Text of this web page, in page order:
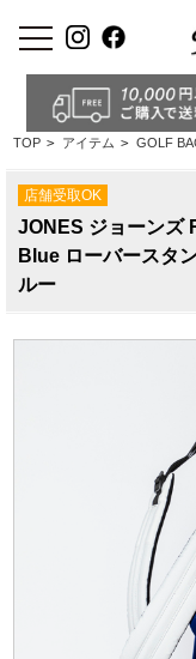
a
TOP > アイテム > GOLF
店舗受取OK
JONES ジョーン
Blue ローバースタ
ルー